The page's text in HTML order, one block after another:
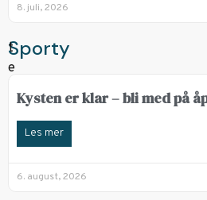
8. juli, 2026
Sporty
Kysten er klar – bli med på
Les mer
6. august, 2026